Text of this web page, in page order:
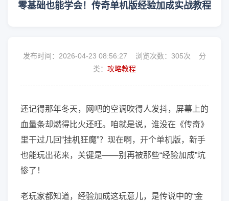
零基础也能学会！传奇单机版经验加成实战教程
发布时间：2026-04-23 08:56:27 浏览次数： 305次 分
类： 攻略教程
还记得那年冬天，网吧的空调吹得人发抖，屏幕上的
血量条却燃得比火还旺。咱就是说，谁没在《传奇》
里干过几回“挂机狂魔”？现在啊，开个单机版，新手
也能玩出花来，关键是——别再被那些“经验加成”坑
惨了！
老玩家都知道，经验加成这玩意儿，是传说中的“金